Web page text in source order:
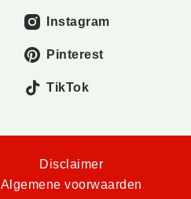
Instagram
Pinterest
TikTok
Disclaimer
Algemene voorwaarden